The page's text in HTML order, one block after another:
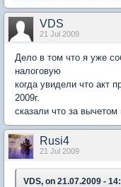
VDS
21 Jul 2009
Дело в том что я уже
налоговую
когда увидели что акт
2009г.
сказали что за вычетом
Rusi4
21 Jul 2009
VDS, on 21.07.2009 -